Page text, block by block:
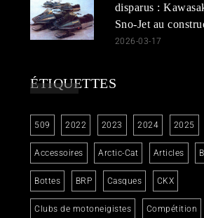
disparus :
Sno-Jet au
2026-03-17
ÉTIQUETTES
509 2022 2023 2024 2025
Accessoires Arctic-Cat Articles
Bottes BRP Casques CKX
Clubs de motoneigistes Compétition